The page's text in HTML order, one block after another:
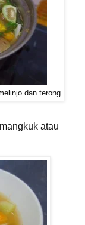
dan terong
atau